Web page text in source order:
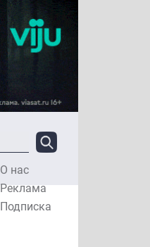
О нас
Реклама
Подписка